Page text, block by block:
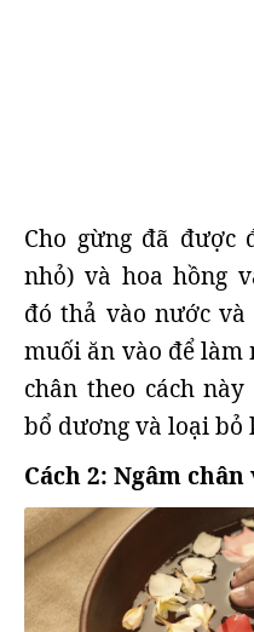
Cho gừng đã được
nhỏ) và hoa hồng
đó thả vào nước
muối ăn vào để làm
chân theo cách
bổ dương và loại bỏ
Cách 2: Ngâm